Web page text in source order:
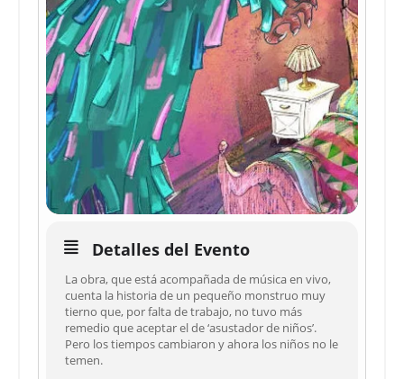
Detalles del Evento
La obra, que está acompañada de música en vivo,
cuenta la historia de un pequeño monstruo muy
tierno que, por falta de trabajo, no tuvo más
remedio que aceptar el de ‘asustador de niños’.
Pero los tiempos cambiaron y ahora los niños no le
temen.